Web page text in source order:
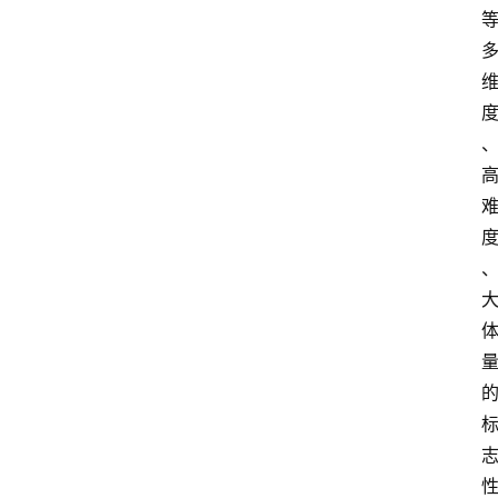
等
多
维
度
、
高
难
度
、
大
体
量
的
标
志
性